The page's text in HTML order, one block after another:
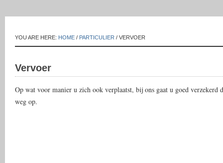
YOU ARE HERE: HOME / PARTICULIER / VERVOER
Vervoer
Op wat voor manier u zich ook verplaatst, bij ons gaat u goed verzekerd
weg op.